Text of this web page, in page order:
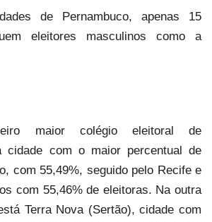
de Pernambuco, apenas 15
eleitores masculinos como a
maior colégio eleitoral de
cidade com o maior percentual de
com 55,49%, seguido pelo Recife e
com 55,46% de eleitoras. Na outra
Terra Nova (Sertão), cidade com